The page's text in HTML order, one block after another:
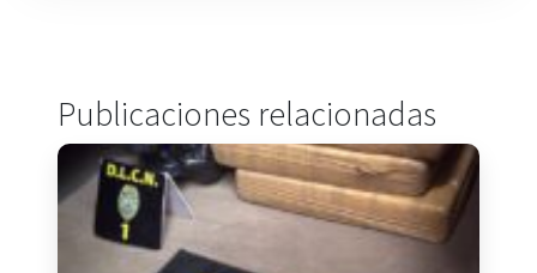
Publicaciones relacionadas